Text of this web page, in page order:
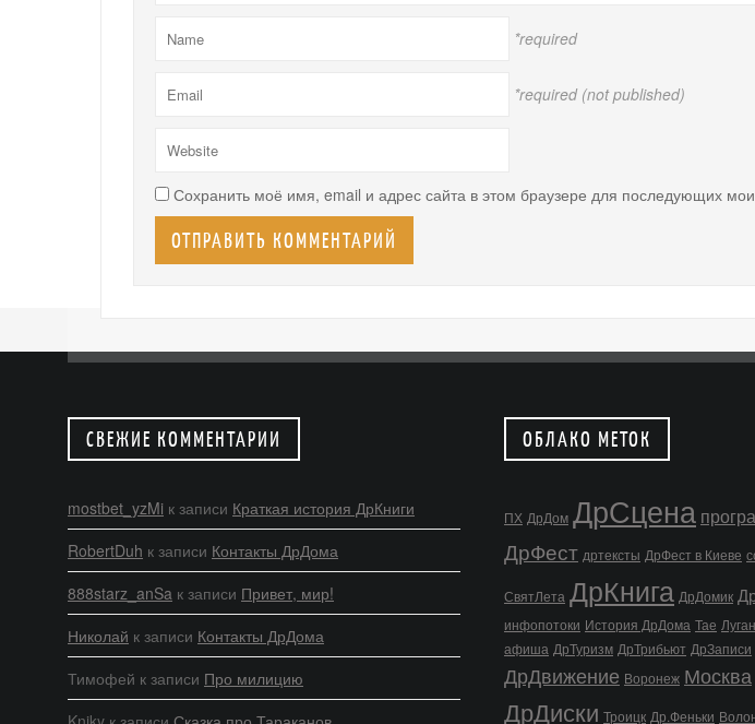
*required
*required (not published)
Сохранить моё имя, email и адрес сайта в этом браузере для последующих
СВЕЖИЕ КОММЕНТАРИИ
mostbet_yzMi к записи Краткая история ДрКниги
RobertDuh к записи Контакты ДрДома
888starz_anSa к записи Привет, мир!
Николай к записи Контакты ДрДома
Тимофей к записи Про милицию
ОБЛАКО МЕТОК
ПХ ДрДом ДрСцена
ДрФест дртексты ДрФест в Киеве
СвятЛета ДрКнига ДрДомик
инфопотоки История ДрДома Тае
афиша ДрТуризм ДрТрибьют ДрЗаписи
ДрДвижение Воронеж Москва
ДрДиски Троицк Др.Феньки